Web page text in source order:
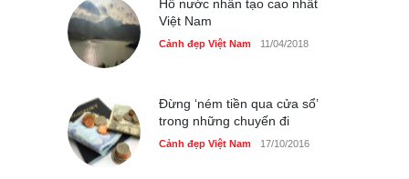
Hồ nước nhân tạo cao nhất
Việt Nam
Cảnh đẹp Việt Nam 11/04/2018
Đừng ‘ném tiền qua cửa sổ’
trong những chuyến đi
Cảnh đẹp Việt Nam 17/10/2016